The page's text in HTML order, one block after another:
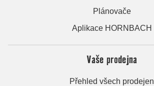
Plánovače
Aplikace HORNBACH
Vaše prodejna
Přehled všech prodejen